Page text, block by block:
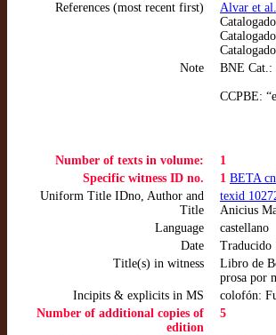
References (most recent first)
Alvar et
Note
BNE Cat.:
CCPBE:
Number of texts in volume:
1
Specific witness ID no.
1 BETA
Uniform Title IDno, Author and
Title
texid
Anicius
Language
castellano
Date
Traducido
Title(s) in witness
Libro de
prosa por
Incipits & explicits in MS
colofón:
Number of additional copies of
edition
5